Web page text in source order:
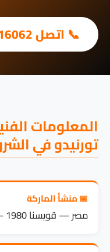
📞 اتصل 16062
المعلومات
تورنيدو في
📅 منشأ الماركة
مصر — قويسنا 1980 — مجموعة El Araby